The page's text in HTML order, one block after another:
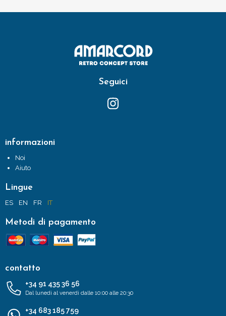
Seguici
informazioni
Noi
Aiuto
Lingue
ES EN FR IT
Metodi di pagamento
contatto
+34 91 435 36 56
Dal lunedì al venerdì dalle 10:00 alle 20:30
+34 683 185 759